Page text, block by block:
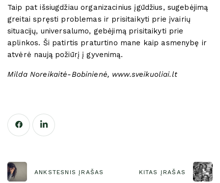
Taip pat išsiugdžiau organizacinius įgūdžius, sugebėjimą
greitai spręsti problemas ir prisitaikyti prie įvairių
situacijų, universalumo, gebėjimą prisitaikyti prie
aplinkos. Ši patirtis praturtino mane kaip asmenybę ir
atvėrė naują požiūrį į gyvenimą.
Milda Noreikaitė-Bobinienė, www.sveikuoliai.lt
ANKSTESNIS ĮRAŠAS KITAS ĮRAŠAS